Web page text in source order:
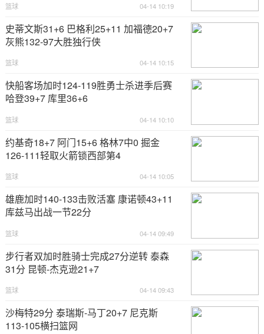
篮球 04-14 10:19
史蒂文斯31+6 巴格利25+11 加福德20+7
灰熊132-97大胜独行侠
篮球 04-14 10:15
快船客场加时124-119胜勇士杀进季后赛
哈登39+7 库里36+6
篮球 04-14 10:10
约基奇18+7 阿门15+6 格林7中0 掘金
126-111轻取火箭锁西部第4
篮球 04-14 10:05
雄鹿加时140-133击败活塞 康诺顿43+11
库兹马出战一节22分
篮球 04-14 09:49
步行者双加时胜骑士完成27分逆转 泰森
31分 昆顿-杰克逊21+7
篮球 04-14 09:43
沙梅特29分 泰瑞斯-马丁20+7 尼克斯
113-105横扫篮网